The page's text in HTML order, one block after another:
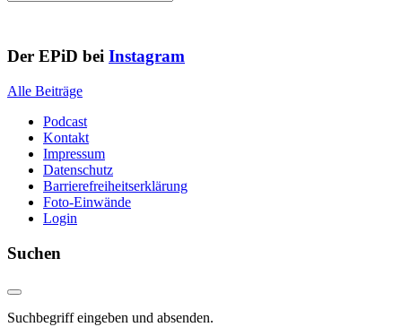
Der EPiD bei Instagram
Alle Beiträge
Podcast
Kontakt
Impressum
Datenschutz
Barrierefreiheitserklärung
Foto-Einwände
Login
Suchen
Suchbegriff eingeben und absenden.